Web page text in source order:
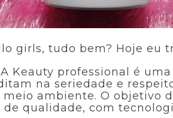
girls, tudo bem? Hoje eu
A Keauty professional é
na seriedade e
ambiente. O objetivo
qualidade, com